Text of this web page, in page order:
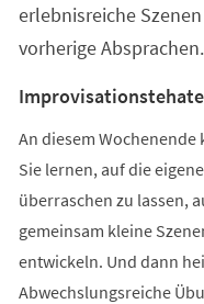
erlebnisreiche
vorherige Absprachen.
An diesem
Sie lernen, auf die
überraschen zu lassen,
gemeinsam kleine
entwickeln. Und dann
Abwechslungsreiche